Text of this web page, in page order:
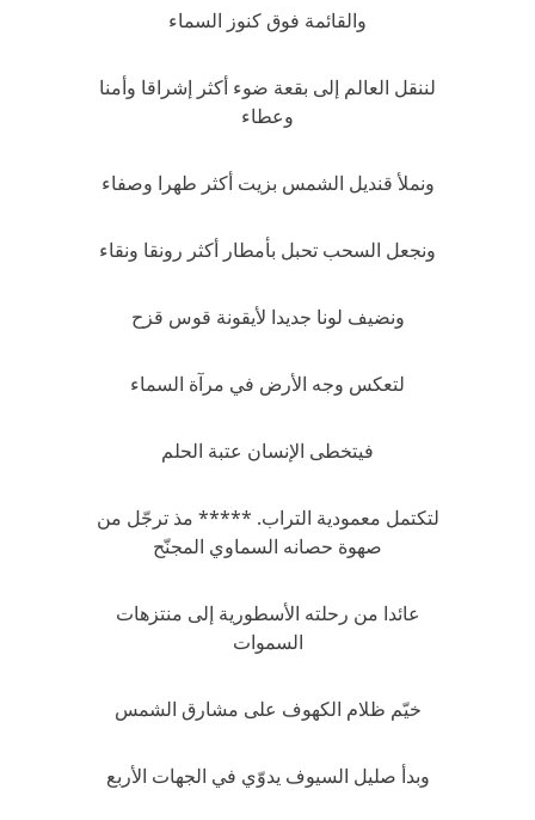
والقائمة فوق كنوز السماء
لننقل العالم إلى بقعة ضوء أكثر إشراقا وأمنا
وعطاء
ونملأ قنديل الشمس بزيت أكثر طهرا وصفاء
ونجعل السحب تحبل بأمطار أكثر رونقا ونقاء
ونضيف لونا جديدا لأيقونة قوس قزح
لتعكس وجه الأرض في مرآة السماء
فيتخطى الإنسان عتبة الحلم
لتكتمل معمودية التراب. ***** مذ ترجّل من
صهوة حصانه السماوي المجنّح
عائدا من رحلته الأسطورية إلى منتزهات
السموات
خيّم ظلام الكهوف على مشارق الشمس
وبدأ صليل السيوف يدوّي في الجهات الأربع